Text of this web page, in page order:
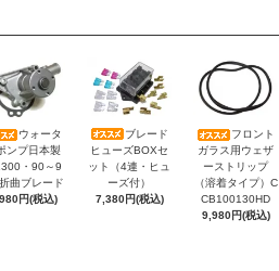
ウォータ
ンプ日本製
・90～9
曲ブレード
円(税込)
ブレード
ヒューズBOXセ
ット（4連・ヒュ
ーズ付）
7,380円(税込)
フロント
ガラス用ウェザ
ーストリップ
（溶着タイプ）C
CB100130HD
9,980円(税込)